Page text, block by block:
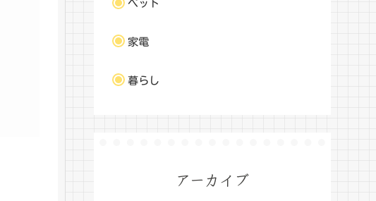
ペット
家電
暮らし
アーカイブ